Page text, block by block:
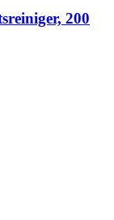
200